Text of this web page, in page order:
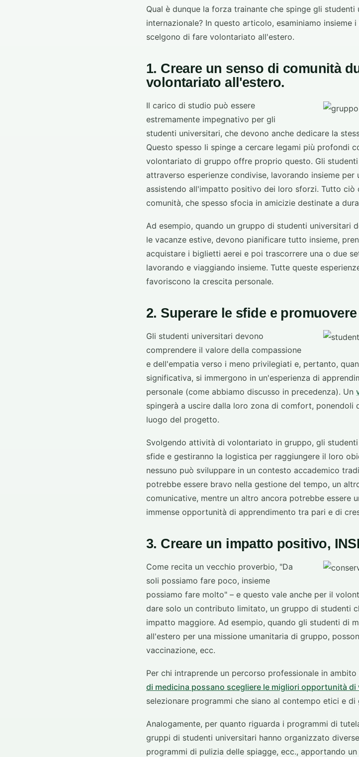
Qual è dunque la forza trainante che spinge gli
internazionale? In questo articolo, esaminiamo
scelgono di fare volontariato all'estero.
1. Creare un senso di comunità
volontariato all'estero.
Il carico di studio può essere
estremamente impegnativo per gli
studenti universitari, che devono anche dedicare la
Questo spesso li spinge a cercare legami più profondi
volontariato di gruppo offre proprio questo. Gli
attraverso esperienze condivise, lavorando insieme
assistendo all'impatto positivo dei loro sforzi. Tutto ciò
comunità, che spesso sfocia in amicizie destinate a
Ad esempio, quando un gruppo di studenti universitari
le vacanze estive, devono pianificare tutto insieme,
acquistare i biglietti aerei e poi trascorrere una o due
lavorando e viaggiando insieme. Tutte queste
favoriscono la crescita personale.
2. Superare le sfide e
Gli studenti universitari devono
comprendere il valore della compassione
e dell'empatia verso i meno privilegiati e, pertanto,
significativa, si immergono in un'esperienza di
personale (come abbiamo discusso in precedenza). Un
spingerà a uscire dalla loro zona di comfort, ponendoli
luogo del progetto.
Svolgendo attività di volontariato in gruppo, gli
sfide e gestiranno la logistica per raggiungere il loro
nessuno può sviluppare in un contesto accademico
potrebbe essere bravo nella gestione del tempo, un
comunicative, mentre un altro ancora potrebbe essere
immense opportunità di apprendimento tra pari e di
3. Creare un impatto positivo,
Come recita un vecchio proverbio, "Da
soli possiamo fare poco, insieme
possiamo fare molto" – e questo vale anche per il
dare solo un contributo limitato, un gruppo di studenti
impatto maggiore. Ad esempio, quando gli studenti di
all'estero per una missione umanitaria di gruppo,
vaccinazione, ecc.
Per chi intraprende un percorso professionale in
di medicina possano scegliere le migliori opportunità
selezionare programmi che siano al contempo etici e di
Analogamente, per quanto riguarda i programmi di
gruppi di studenti universitari hanno organizzato
programmi di pulizia delle spiagge, ecc., apportando